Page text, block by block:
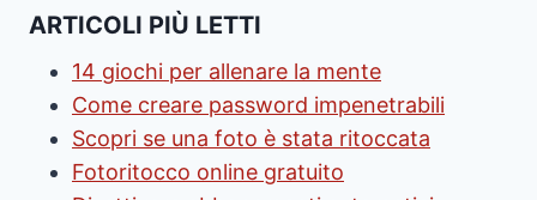
ARTICOLI PIÙ LETTI
14 giochi per allenare la mente
Come creare password impenetrabili
Scopri se una foto è stata ritoccata
Fotoritocco online gratuito